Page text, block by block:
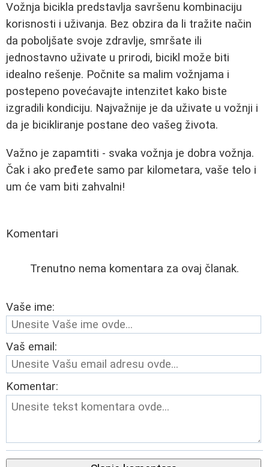
Vožnja bicikla predstavlja savršenu kombinaciju
korisnosti i uživanja. Bez obzira da li tražite način
da poboljšate svoje zdravlje, smršate ili
jednostavno uživate u prirodi, bicikl može biti
idealno rešenje. Počnite sa malim vožnjama i
postepeno povećavajte intenzitet kako biste
izgradili kondiciju. Najvažnije je da uživate u vožnji i
da je bicikliranje postane deo vašeg života.
Važno je zapamtiti - svaka vožnja je dobra vožnja.
Čak i ako pređete samo par kilometara, vaše telo i
um će vam biti zahvalni!
Komentari
Trenutno nema komentara za ovaj članak.
Vaše ime:
Vaš email:
Komentar: